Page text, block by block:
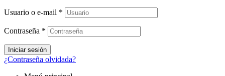
Usuario o e-mail *
Contraseña *
Iniciar sesión
¿Contraseña olvidada?